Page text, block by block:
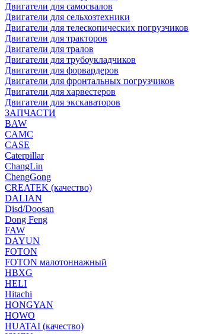
Двигатели для самосвалов
Двигатели для сельхозтехники
Двигатели для телескопических погрузчиков
Двигатели для тракторов
Двигатели для тралов
Двигатели для трубоукладчиков
Двигатели для форвардеров
Двигатели для фронтальных погрузчиков
Двигатели для харвестеров
Двигатели для экскаваторов
ЗАПЧАСТИ
BAW
CAMC
CASE
Caterpillar
ChangLin
ChengGong
CREATEK (качество)
DALIAN
Disd/Doosan
Dong Feng
FAW
DAYUN
FOTON
FOTON малотоннажный
HBXG
HELI
Hitachi
HONGYAN
HOWO
HUATAI (качество)